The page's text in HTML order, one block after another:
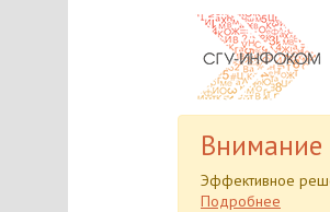
Внимание
Эффективное
Подробнее